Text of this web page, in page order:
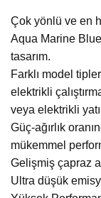
Çok yönlü ve en
Aqua Marine
tasarım.
Farklı model
elektrikli
veya elektrikli
Güç-ağırlık
mükemmel
Gelişmiş çapraz
Ultra düşük